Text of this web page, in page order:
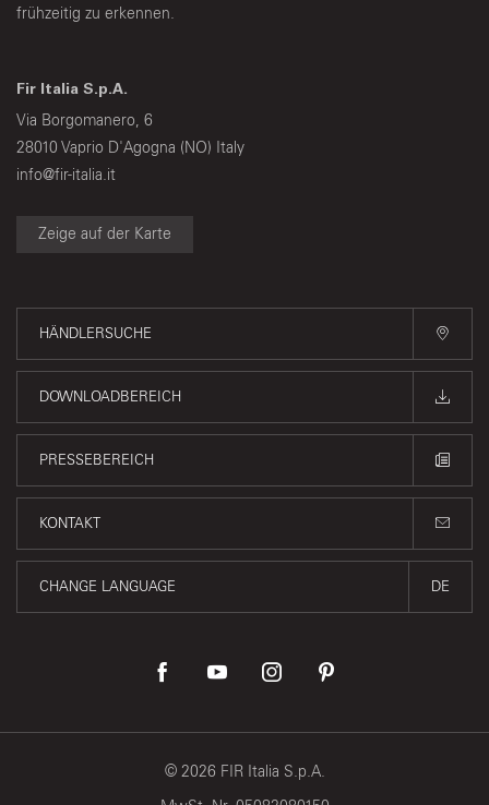
frühzeitig zu erkennen.
Fir Italia S.p.A.
Via Borgomanero, 6
28010 Vaprio D'Agogna (NO) Italy
info@fir-italia.it
Zeige auf der Karte
HÄNDLERSUCHE
DOWNLOADBEREICH
PRESSEBEREICH
KONTAKT
CHANGE LANGUAGE DE
© 2026 FIR Italia S.p.A.